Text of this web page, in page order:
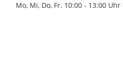
Mo, Mi, Do, Fr. 10:00 - 13:00